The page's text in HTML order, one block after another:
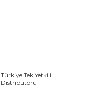
Türkiye Tek Yetkili
Distribütörü